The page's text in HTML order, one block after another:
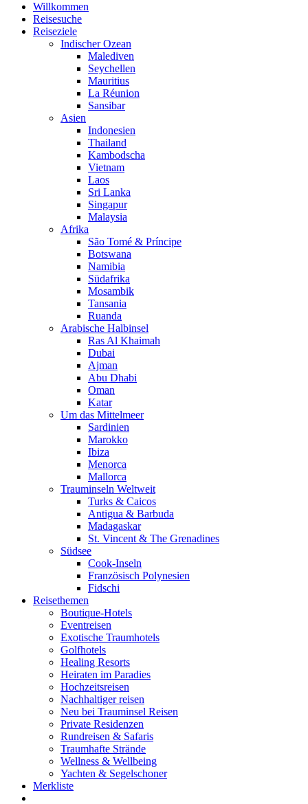
Willkommen
Reisesuche
Reiseziele
Indischer Ozean
Malediven
Seychellen
Mauritius
La Réunion
Sansibar
Asien
Indonesien
Thailand
Kambodscha
Vietnam
Laos
Sri Lanka
Singapur
Malaysia
Afrika
São Tomé & Príncipe
Botswana
Namibia
Südafrika
Mosambik
Tansania
Ruanda
Arabische Halbinsel
Ras Al Khaimah
Dubai
Ajman
Abu Dhabi
Oman
Katar
Um das Mittelmeer
Sardinien
Marokko
Ibiza
Menorca
Mallorca
Trauminseln Weltweit
Turks & Caicos
Antigua & Barbuda
Madagaskar
St. Vincent & The Grenadines
Südsee
Cook-Inseln
Französisch Polynesien
Fidschi
Reisethemen
Boutique-Hotels
Eventreisen
Exotische Traumhotels
Golfhotels
Healing Resorts
Heiraten im Paradies
Hochzeitsreisen
Nachhaltiger reisen
Neu bei Trauminsel Reisen
Private Residenzen
Rundreisen & Safaris
Traumhafte Strände
Wellness & Wellbeing
Yachten & Segelschoner
Merkliste